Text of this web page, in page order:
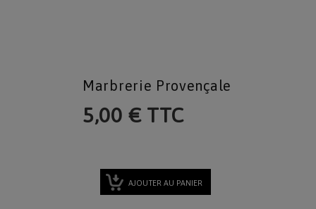
Marbrerie Provençale
5,00 € TTC
AJOUTER AU PANIER